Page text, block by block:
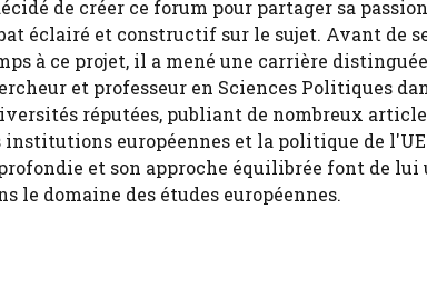
de créer ce forum pour partager sa
éclairé et constructif sur le sujet. Avant de
à ce projet, il a mené une carrière
et professeur en Sciences Politiques
réputées, publiant de nombreux
institutions européennes et la politique de
et son approche équilibrée font de lui
le domaine des études européennes.